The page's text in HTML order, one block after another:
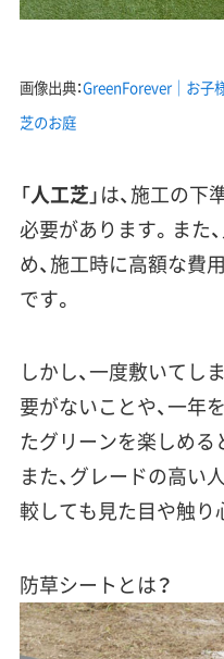
画像出典：GreenForever｜お子
芝のお庭
「人工芝」は、施工の
必要があります。また
め、施工時に高額な費
です。
しかし、一度敷いてし
要がないことや、一年
たグリーンを楽しめる
また、グレードの高い
較しても見た目や触り
防草シートとは？